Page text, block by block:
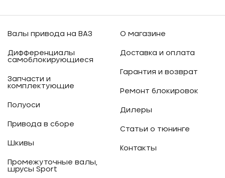
Валы привода на ВАЗ
Дифференциалы
самоблокирующиеся
Запчасти и
комплектующие
Полуоси
Привода в сборе
Шкивы
Промежуточные валы,
шрусы Sport
О магазине
Доставка и оплата
Гарантия и возврат
Ремонт блокировок
Дилеры
Статьи о тюнинге
Контакты